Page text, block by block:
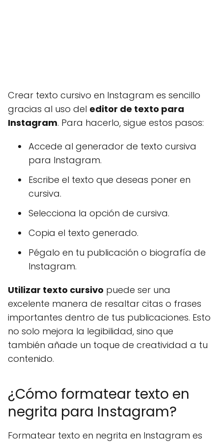
Crear texto cursivo en Instagram es sencillo
gracias al uso del editor de texto para
Instagram. Para hacerlo, sigue estos pasos:
Accede al generador de texto cursiva
para Instagram.
Escribe el texto que deseas poner en
cursiva.
Selecciona la opción de cursiva.
Copia el texto generado.
Pégalo en tu publicación o biografía de
Instagram.
Utilizar texto cursivo puede ser una
excelente manera de resaltar citas o frases
importantes dentro de tus publicaciones. Esto
no solo mejora la legibilidad, sino que
también añade un toque de creatividad a tu
contenido.
¿Cómo formatear texto en
negrita para Instagram?
Formatear texto en negrita en Instagram es